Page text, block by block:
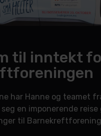
til inntekt
har Hanne og teamet
en imponerende
til